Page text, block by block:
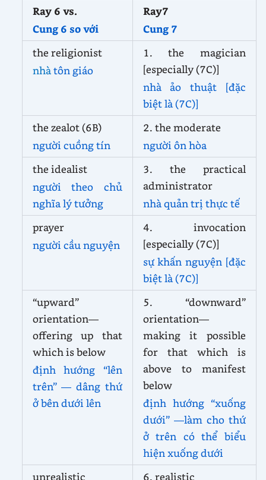
Ray 6 vs.
Cung 6 so với
Ray7
Cung 7
the religionist
nhàtôn giáo
1. the magician
[especially (7C)]
nhà ảo thuật [đặc
biệt là (7C)]
the zealot (6B)
người cuồng tín
2. the moderate
người ôn hòa
the idealist
người theo chủ
nghĩa lý tưởng
3. the practical
administrator
nhà quản trị thực tế
prayer
người cầu nguyện
4. invocation
[especially (7C)]
sự khấn nguyện [đặc
biệt là (7C)]
“upward”
orientation—
offering up that
which is below
định hướng “lên
trên” — dâng thứ
ở bên dưới lên
5. “downward”
orientation—
making it possible
for that which is
above to manifest
below
định hướng “xuống
dưới” —làm cho thứ
ở trên có thể biểu
hiện xuống dưới
unrealistic
6. realistic